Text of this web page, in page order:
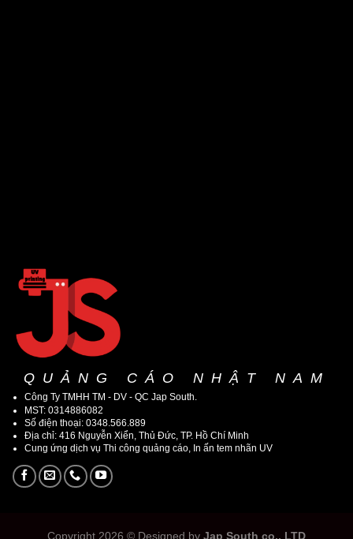
QUẢNG CÁO NHẬT NAM
Công Ty TMHH TM - DV - QC Jap South.
MST: 0314886082
Số điện thoại: 0348.566.889
Địa chỉ: 416 Nguyễn Xiển, Thủ Đức, TP. Hồ Chí Minh
Cung ứng dịch vụ Thi công quảng cáo, In ấn tem nhãn UV
Copyright 2026 © Designed by Jap South co,. LTD